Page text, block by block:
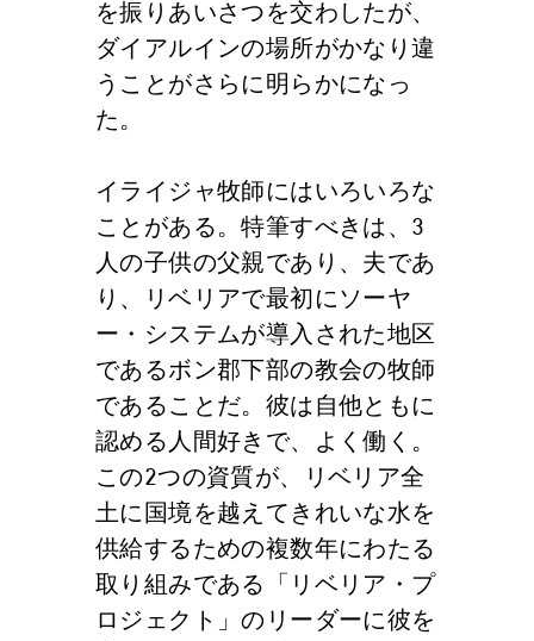
を振りあいさつを交わしたが、
ダイアルインの場所がかなり違
うことがさらに明らかになっ
た。
イライジャ牧師にはいろいろな
ことがある。特筆すべきは、3
人の子供の父親であり、夫であ
り、リベリアで最初にソーヤ
ー・システムが導入された地区
であるボン郡下部の教会の牧師
であることだ。彼は自他ともに
認める人間好きで、よく働く。
この2つの資質が、リベリア全
土に国境を越えてきれいな水を
供給するための複数年にわたる
取り組みである「リベリア・プ
ロジェクト」のリーダーに彼を